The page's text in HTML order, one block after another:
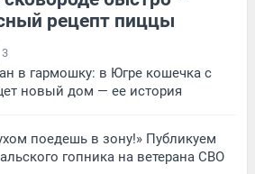
рецепт пиццы
3
в гармошку: в Югре кошечка с
новый дом — ее история
поедешь в зону!» Публикуем
гопника на ветерана СВО